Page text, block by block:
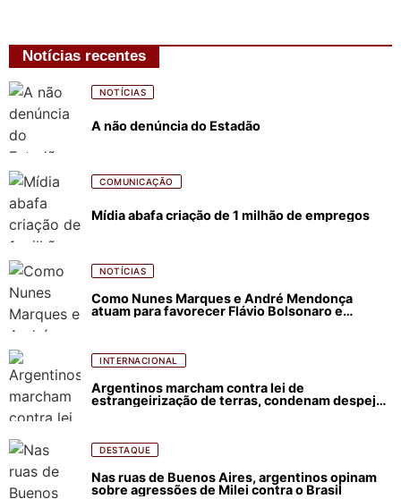
Notícias recentes
NOTÍCIAS
A não denúncia do Estadão
COMUNICAÇÃO
Mídia abafa criação de 1 milhão de empregos
NOTÍCIAS
Como Nunes Marques e André Mendonça
atuam para favorecer Flávio Bolsonaro e
INTERNACIONAL
Argentinos marcham contra lei de
estrangeirização de terras, condenam despejos
DESTAQUE
Nas ruas de Buenos Aires, argentinos opinam
sobre agressões de Milei contra o Brasil